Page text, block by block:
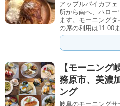
アップルパイカフ
所から南へ、ハロー
ます。モーニング
の席の利用は11:00
【モーニング
務原市、美濃
ング
岐阜のモーニングサ